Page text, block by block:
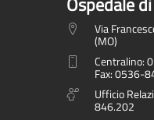
Via
(MO)
Centralino:
Fax: 0536-
Ufficio
846.202